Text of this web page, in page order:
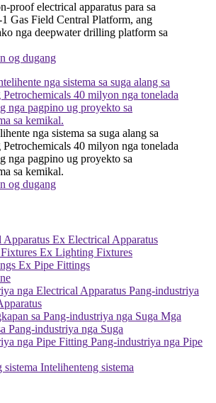
proof electrical apparatus para sa
Gas Field Central Platform, ang
nga deepwater drilling platform sa
og dugang
nga sistema sa suga alang sa
40 milyon nga tonelada
nga pagpino ug proyekto sa
sa kemikal.
og dugang
Ex Electrical Apparatus
Ex Lighting Fixtures
Ex Pipe Fittings
Pang-industriya
Mga
Pang-industriya nga Suga
Pang-industriya nga Pipe
Intelihenteng sistema